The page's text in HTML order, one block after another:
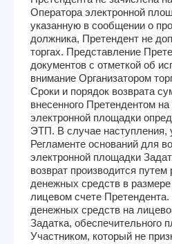
Оператора электронной
указанную в сообщении о
должника, Претендент не
торгах. Представление
документов с отметкой об
внимание Организатором
Сроки и порядок возврата
внесенного Претендентом
электронной площадки
ЭТП. В случае наступления,
Регламенте оснований для
электронной площадки
возврат производится путем
денежных средств в
лицевом счете
денежных средств на
Задатка, обеспечительного
Участником, который не